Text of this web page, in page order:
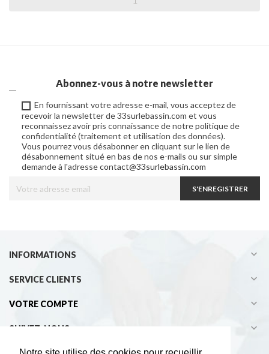
Abonnez-vous à notre newsletter
En fournissant votre adresse e-mail, vous acceptez de
recevoir la newsletter de 33surlebassin.com et vous
reconnaissez avoir pris connaissance de notre politique de
confidentialité (traitement et utilisation des données).
Vous pourrez vous désabonner en cliquant sur le lien de
désabonnement situé en bas de nos e-mails ou sur simple
demande à l'adressecontact@33surlebassin.com
S'ENREGISTRER
INFORMATIONS 
SERVICE CLIENTS 
VOTRE COMPTE 
SUIVEZ-NOUS 